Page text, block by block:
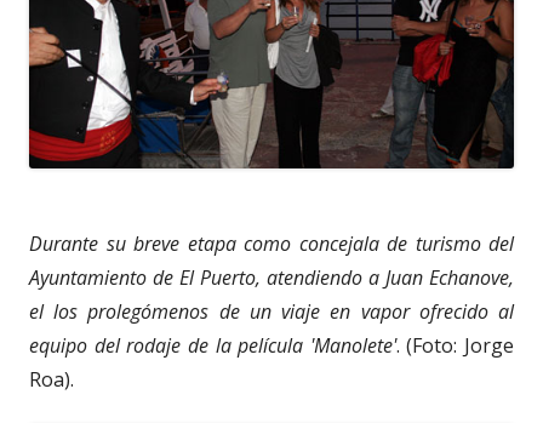
Durante su breve etapa como concejala de turismo del
Ayuntamiento de El Puerto, atendiendo a Juan Echanove,
el los prolegómenos de un viaje en vapor ofrecido al
equipo del rodaje de la película 'Manolete'. (Foto: Jorge
Roa).